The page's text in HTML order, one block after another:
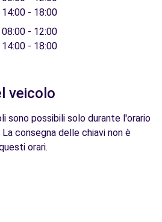
14:00 - 18:00
08:00 - 12:00
14:00 - 18:00
veicolo
sono possibili solo durante l'orario
consegna delle chiavi non è
orari.